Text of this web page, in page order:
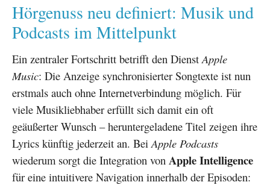
Hörgenuss neu definiert: Musik und
Podcasts im Mittelpunkt
Ein zentraler Fortschritt betrifft den Dienst Apple
Music: Die Anzeige synchronisierter Songtexte ist nun
erstmals auch ohne Internetverbindung möglich. Für
viele Musikliebhaber erfüllt sich damit ein oft
geäußerter Wunsch – heruntergeladene Titel zeigen ihre
Lyrics künftig jederzeit an. Bei Apple Podcasts
wiederum sorgt die Integration von Apple Intelligence
für eine intuitivere Navigation innerhalb der Episoden: